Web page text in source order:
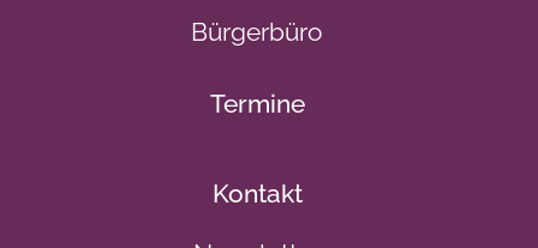
Bürgerbüro
Termine
Kontakt